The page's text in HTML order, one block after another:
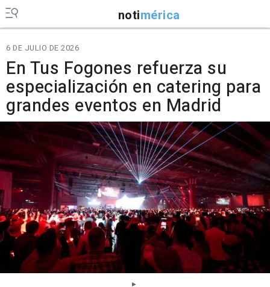
notimérica
6 DE JULIO DE 2026
En Tus Fogones refuerza su
especialización en catering para
grandes eventos en Madrid